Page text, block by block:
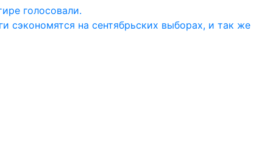
голосовали.
сэкономятся на сентябрьских выборах, и так же